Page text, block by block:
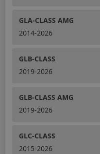
GLA-CLASS AMG
2014-2026
GLB-CLASS
2019-2026
GLB-CLASS AMG
2019-2026
GLC-CLASS
2015-2026